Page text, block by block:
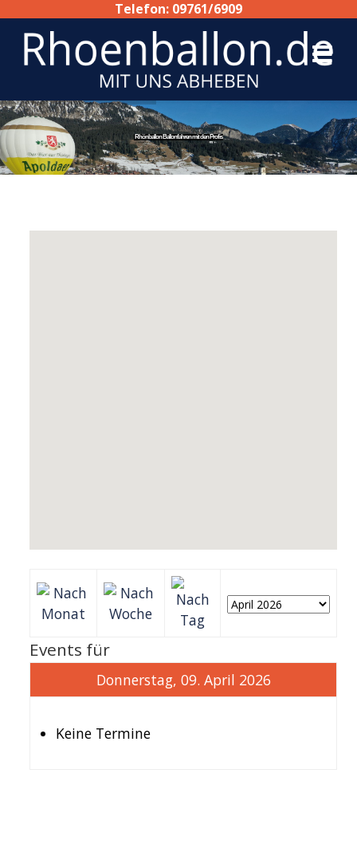
Telefon: 09761/6909
Rhönballon Ballonfahren mit den Profis
Events für
Donnerstag, 09. April 2026
Keine Termine